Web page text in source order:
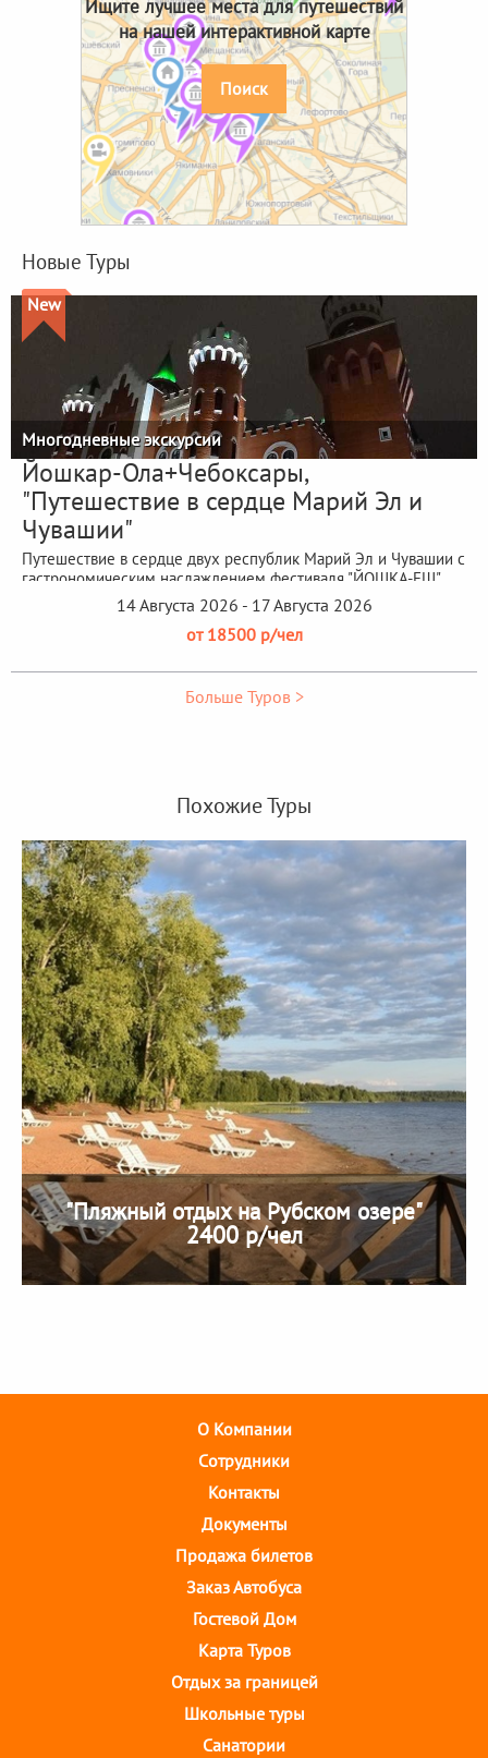
Ищите лучшее места для путешествий
на нашей интерактивной карте
Поиск
Новые Туры
New
Многодневные экскурсии
Йошкар-Ола+Чебоксары,
"Путешествие в сердце Марий Эл и
Чувашии"
Путешествие в сердце двух республик Марий Эл и Чувашии с
гастрономическим наслаждением фестиваля "ЙОШКА-ЕШ"
14 Августа 2026 - 17 Августа 2026
от 18500 р/чел
Больше Туров >
Похожие Туры
"Пляжный отдых на Рубском озере"
2400 р/чел
О Компании
Cотрудники
Контакты
Документы
Продажа билетов
Заказ Автобуса
Гостевой Дом
Карта Туров
Отдых за границей
Школьные туры
Санатории